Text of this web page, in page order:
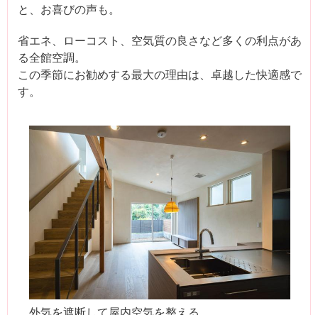
と、お喜びの声も。
省エネ、ローコスト、空気質の良さなど多くの利点があ
る全館空調。
この季節にお勧めする最大の理由は、卓越した快適感で
す。